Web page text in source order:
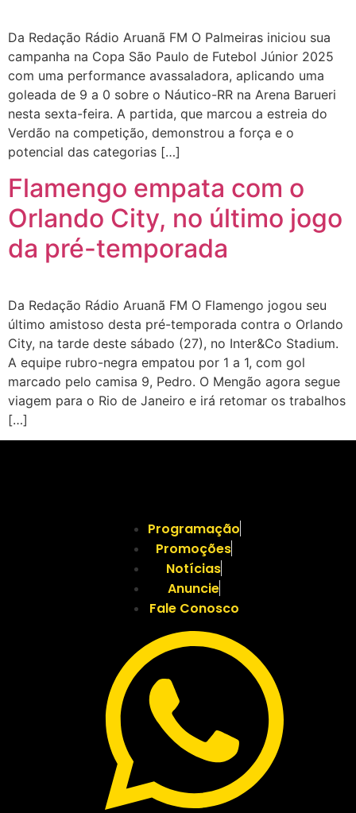
Da Redação Rádio Aruanã FM O Palmeiras iniciou sua
campanha na Copa São Paulo de Futebol Júnior 2025
com uma performance avassaladora, aplicando uma
goleada de 9 a 0 sobre o Náutico-RR na Arena Barueri
nesta sexta-feira. A partida, que marcou a estreia do
Verdão na competição, demonstrou a força e o
potencial das categorias […]
Flamengo empata com o
Orlando City, no último jogo
da pré-temporada
Da Redação Rádio Aruanã FM O Flamengo jogou seu
último amistoso desta pré-temporada contra o Orlando
City, na tarde deste sábado (27), no Inter&Co Stadium.
A equipe rubro-negra empatou por 1 a 1, com gol
marcado pelo camisa 9, Pedro. O Mengão agora segue
viagem para o Rio de Janeiro e irá retomar os trabalhos
[…]
Programação
Promoções
Notícias
Anuncie
Fale Conosco